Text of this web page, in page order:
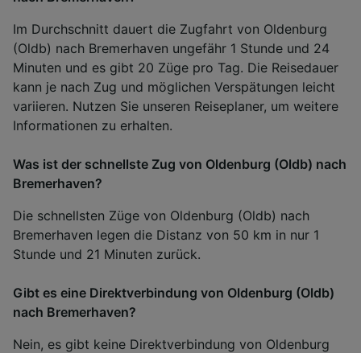
Im Durchschnitt dauert die Zugfahrt von Oldenburg
(Oldb) nach Bremerhaven ungefähr 1 Stunde und 24
Minuten und es gibt 20 Züge pro Tag. Die Reisedauer
kann je nach Zug und möglichen Verspätungen leicht
variieren. Nutzen Sie unseren Reiseplaner, um weitere
Informationen zu erhalten.
Was ist der schnellste Zug von Oldenburg (Oldb) nach
Bremerhaven?
Die schnellsten Züge von Oldenburg (Oldb) nach
Bremerhaven legen die Distanz von 50 km in nur 1
Stunde und 21 Minuten zurück.
Gibt es eine Direktverbindung von Oldenburg (Oldb)
nach Bremerhaven?
Nein, es gibt keine Direktverbindung von Oldenburg